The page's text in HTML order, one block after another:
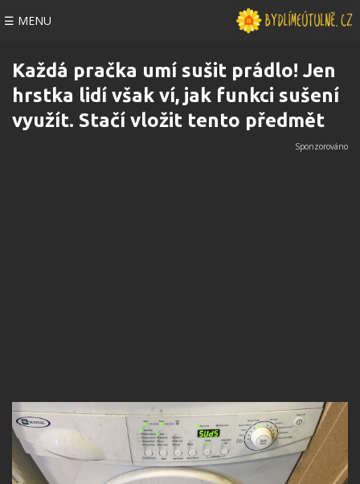
☰ MENU
Každá pračka umí sušit prádlo! Jen
hrstka lidí však ví, jak funkci sušení
využít. Stačí vložit tento předmět